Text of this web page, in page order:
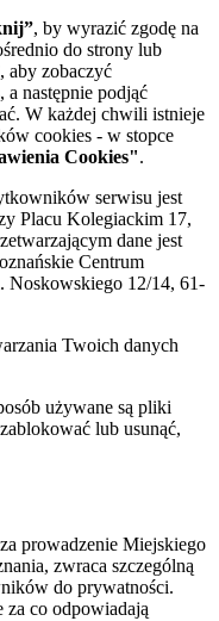
, by wyrazić zgodę na
do strony lub
, aby zobaczyć
następnie podjąć
W każdej chwili istnieje
cookies - w stopce
Cookies".
serwisu jest
Placu Kolegiackim 17,
dane jest
Centrum
Noskowskiego 12/14, 61-
Twoich danych
używane są pliki
lub usunąć,
prowadzenie Miejskiego
zwraca szczególną
do prywatności.
za co odpowiadają